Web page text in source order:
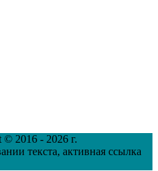
2016 - 2026 г.
текста, активная ссылка